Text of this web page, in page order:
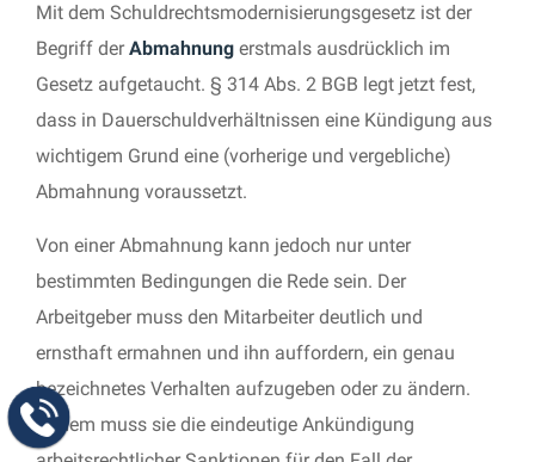
Mit dem Schuldrechtsmodernisierungsgesetz ist der
Begriff derAbmahnung erstmals ausdrücklich im
Gesetz aufgetaucht. § 314 Abs. 2 BGB legt jetzt fest,
dass in Dauerschuldverhältnissen eine Kündigung aus
wichtigem Grund eine (vorherige und vergebliche)
Abmahnung voraussetzt.
Von einer Abmahnung kann jedoch nur unter
bestimmten Bedingungen die Rede sein. Der
Arbeitgeber muss den Mitarbeiter deutlich und
ernsthaft ermahnen und ihn auffordern, ein genau
bezeichnetes Verhalten aufzugeben oder zu ändern.
Zudem muss sie die eindeutige Ankündigung